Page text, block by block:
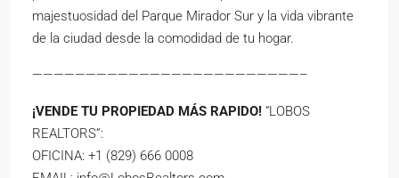
majestuosidad del Parque Mirador Sur y la vida vibrante
de la ciudad desde la comodidad de tu hogar.
—————————————————————————–
¡VENDE TU PROPIEDAD MÁS RAPIDO! “LOBOS
REALTORS”:
OFICINA: +1 (829) 666 0008